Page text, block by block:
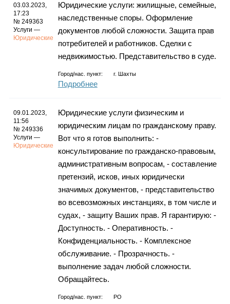
03.03.2023,
17:23
№ 249363
Услуги —
Юридические
Юридические услуги: жилищные, семейные,
наследственные споры. Оформление
документов любой сложности. Защита прав
потребителей и работников. Сделки с
недвижимостью. Представительство в суде.
Город/нас. пункт: г. Шахты
Подробнее
09.01.2023,
11:56
№ 249336
Услуги —
Юридические
Юридические услуги физическим и
юридическим лицам по гражданскому праву.
Вот что я готов выполнить: -
консультирование по гражданско-правовым,
административным вопросам, - составление
претензий, исков, иных юридически
значимых документов, - представительство
во всевозможных инстанциях, в том числе и
судах, - защиту Ваших прав. Я гарантирую: -
Доступность. - Оперативность. -
Конфиденциальность. - Комплексное
обслуживание. - Прозрачность. -
выполнение задач любой сложности.
Обращайтесь.
Город/нас. пункт: РО